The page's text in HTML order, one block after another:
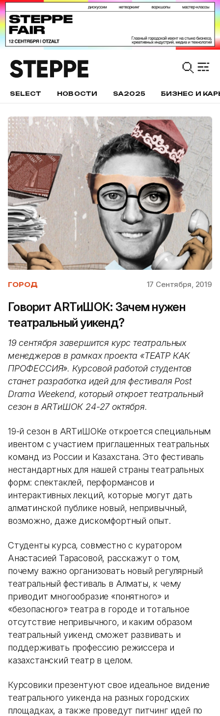
SELECT НОВОСТИ SA2025 БИЗНЕС И
ГОРОД 17 Сентября, 2019
Говорит ARTиШОК: Зачем нужен
театральный уикенд?
19 сентября завершится курс театральных
менеджеров в рамках проекта «ТЕАТР КАК
ПРОФЕССИЯ». Курсовой работой студентов
станет разработка идей для фестиваля Post
Drama Weekend, который откроет театральный
сезон в ARTиШОК 24-27 октября.
19-й сезон в ARTиШОКе откроется специальным
ивентом с участием приглашенных театральных
команд из России и Казахстана. Это фестиваль
нестандартных для нашей страны театральных
форм: спектаклей, перформансов и
интерактивных лекций, которые могут дать
алматинской публике новый, непривычный,
возможно, даже дискомфортный опыт.
Студенты курса, совместно с куратором
Анастасией Тарасовой, расскажут о том,
почему важно организовать новый регулярный
театральный фестиваль в Алматы, к чему
приводит многообразие «понятного» и
«безопасного» театра в городе и тотальное
отсутствие непривычного, и каким образом
театральный уикенд сможет развивать и
поддерживать профессию режиссера и
казахстанский театр в целом.
Курсовики презентуют свое идеальное видение
театрального уикенда на разных городских
площадках, а также проведут питчинг идей по